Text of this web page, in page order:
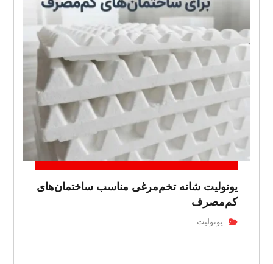
یونولیت شانه تخم‌مرغی مناسب ساختمان‌های
کم‌مصرف
یونولیت